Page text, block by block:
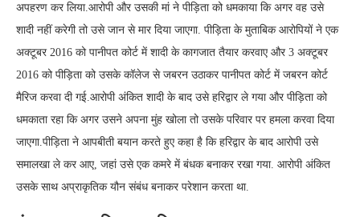
अपहरण कर लिया.आरोपी और उसकी मां ने पीड़िता को धमकाया कि अगर वह उसे
शादी नहीं करेगी तो उसे जान से मार दिया जाएगा. पीड़िता के मुताबिक आरोपियों ने एक
अक्टूबर 2016 को पानीपत कोर्ट में शादी के कागजात तैयार करवाए और 3 अक्टूबर
2016 को पीड़िता को उसके कॉलेज से जबरन उठाकर पानीपत कोर्ट में जबरन कोर्ट
मैरिज करवा दी गई.आरोपी अंकित शादी के बाद उसे हरिद्वार ले गया और पीड़िता को
धमकाता रहा कि अगर उसने अपना मुंह खोला तो उसके परिवार पर हमला करवा दिया
जाएगा.पीड़िता ने आपबीती बयान करते हुए कहा है कि हरिद्वार के बाद आरोपी उसे
समालखा ले कर आए, जहां उसे एक कमरे में बंधक बनाकर रखा गया. आरोपी अंकित
उसके साथ अप्राकृतिक यौन संबंध बनाकर परेशान करता था.